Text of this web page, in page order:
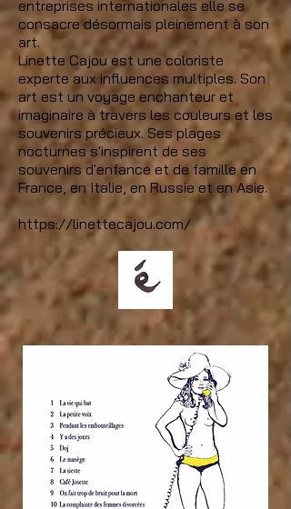
entreprises internationales elle se
consacre désormais pleinement à son
art.
Linette Cajou est une coloriste
experte aux influences multiples. Son
art est un voyage enchanteur et
imaginaire à travers les couleurs et les
souvenirs précieux. Ses plages
nocturnes s'inspirent de ses
souvenirs d'enfance et de famille en
France, en Italie, en Russie et en Asie.
https://linettecajou.com/